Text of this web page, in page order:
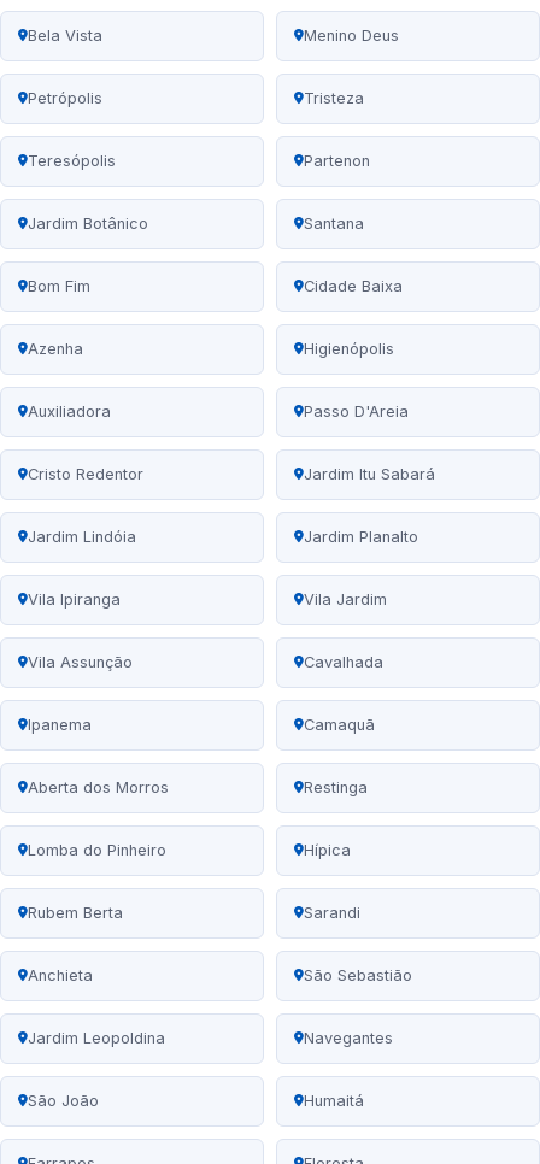
Bela Vista Menino Deus
Petrópolis Tristeza
Teresópolis Partenon
Jardim Botânico Santana
Bom Fim Cidade Baixa
Azenha Higienópolis
Auxiliadora Passo D'Areia
Cristo Redentor Jardim Itu Sabará
Jardim Lindóia Jardim Planalto
Vila Ipiranga Vila Jardim
Vila Assunção Cavalhada
Ipanema Camaquã
Aberta dos Morros Restinga
Lomba do Pinheiro Hípica
Rubem Berta Sarandi
Anchieta São Sebastião
Jardim Leopoldina Navegantes
São João Humaitá